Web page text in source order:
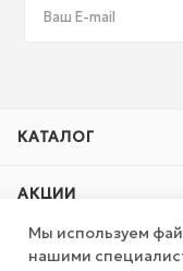
КАТАЛОГ
АКЦИИ
КОМПАНИЯ
Мы используем
нашими